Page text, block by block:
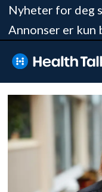
Nyheter for deg
Annonser er kun
Tag:
hodepine
norge